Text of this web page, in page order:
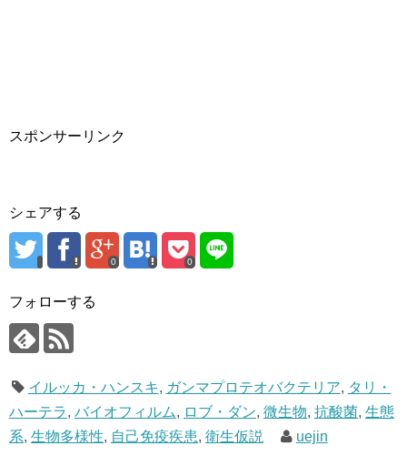
スポンサーリンク
シェアする
0 0
フォローする
イルッカ・ハンスキ, ガンマプロテオバクテリア, タリ・
ハーテラ, バイオフィルム, ロブ・ダン, 微生物, 抗酸菌, 生態
系, 生物多様性, 自己免疫疾患, 衛生仮説 uejin